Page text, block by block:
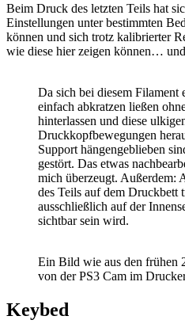
Beim Druck des letzten Teils hat
Einstellungen unter bestimmten
können und sich trotz kalibrierter
wie diese hier zeigen können…
Da sich bei diesem Filament
einfach abkratzen ließen
hinterlassen und diese
Druckkopfbewegungen
Support hängengeblieben
gestört. Das etwas
mich überzeugt. Außerdem:
des Teils auf dem Druckbett
ausschließlich auf der
sichtbar sein wird.
Ein Bild wie aus den frühen
von der PS3 Cam im
Keybed